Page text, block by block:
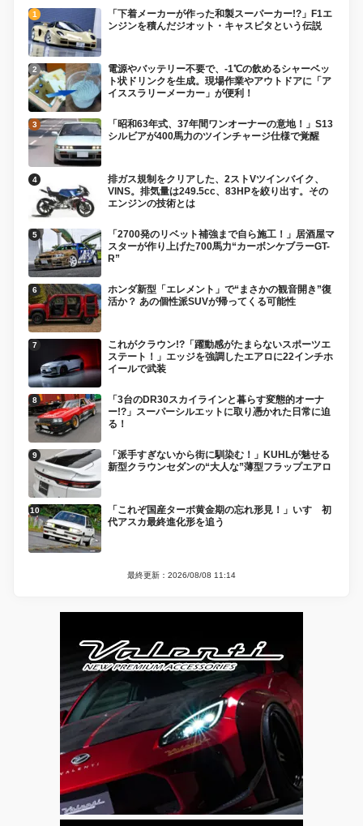
「下着メーカーが作った和製スーパーカー!?」F1エ
ンジンを積んだジオット・キャスピタという伝説
電源やバッテリー不要で、-1℃の飲めるシャーベッ
ト状ドリンクを生成。現場作業やアウトドアに「ア
イススラリーメーカー」が便利！
「昭和63年式、37年間ワンオーナーの意地！」S13
シルビアが400馬力のツインチャージ仕様で覚醒
排ガス規制をクリアした、2ストVツインバイク、
VINS。排気量は249.5cc、83HPを絞り出す。その
エンジンの技術とは
「2700発のリベット補強まで自ら施工！」居酒屋マ
スターが作り上げた700馬力“カーボンケブラーGT-
R”
ホンダ新型「エレメント」で“まさかの観音開き”復
活か？ あの個性派SUVが帰ってくる可能性
これがクラウン!?「躍動感がたまらないスポーツエ
ステート！」エッジを強調したエアロに22インチホ
イールで武装
「3台のDR30スカイラインと暮らす変態的オーナ
ー!?」スーパーシルエットに取り憑かれた日常に迫
る！
「派手すぎないから街に馴染む！」KUHLが魅せる
新型クラウンセダンの“大人な”薄型フラップエアロ
「これぞ国産ターボ黄金期の忘れ形見！」いすゞ初
代アスカ最終進化形を追う
最終更新：2026/08/08 11:14